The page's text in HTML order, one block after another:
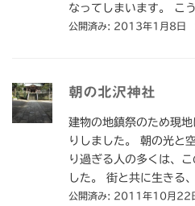
なってしまいます。 こ
公開済み: 2013年1月8日
朝の北沢神社
建物の地鎮祭のため現
りしました。 朝の光と
り過ぎる人の多くは、
した。 街と共に生きる
公開済み: 2011年10月22